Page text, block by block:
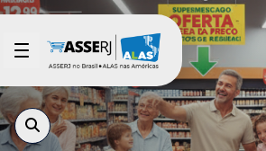
Pular para o Conteúdo principal